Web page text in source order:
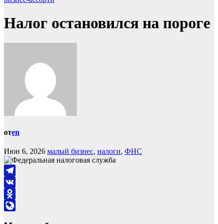
Налог остановился на пороге
отen
Июн 6, 2026 малый бизнес, налоги, ФНС
Telegram
VK
Odnoklassniki